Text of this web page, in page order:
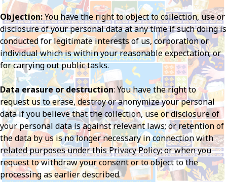
Objection:You have the right to object to collection, use or
disclosure of your personal data at any time if such doing is
conducted for legitimate interests of us, corporation or
individual which is within your reasonable expectation; or
for carrying out public tasks.
Data erasure or destruction: You have the right to
request us to erase, destroy or anonymize your personal
data if you believe that the collection, use or disclosure of
your personal data is against relevant laws; or retention of
the data by us is no longer necessary in connection with
related purposes under this Privacy Policy; or when you
request to withdraw your consent or to object to the
processing as earlier described.